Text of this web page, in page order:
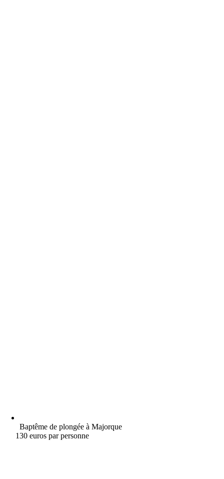
Baptême de plongée à Majorque
130 euros par personne